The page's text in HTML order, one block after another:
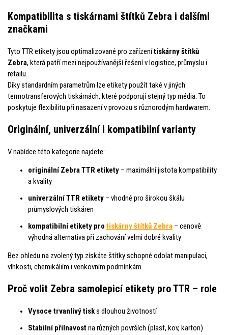
Kompatibilita s tiskárnami štítků Zebra i dalšími
značkami
Tyto TTR etikety jsou optimalizované pro zařízenítiskárny štítků
Zebra, která patří mezi nejpoužívanější řešení v logistice, průmyslu i
retailu.
Díky standardním parametrům lze etikety použít také v jiných
termotransferových tiskárnách, které podporují stejný typ média. To
poskytuje flexibilitu při nasazení v provozu s různorodým hardwarem.
Originální, univerzální i kompatibilní varianty
V nabídce této kategorie najdete:
originální Zebra TTR etikety – maximální jistota kompatibility
a kvality
univerzální TTR etikety – vhodné pro širokou škálu
průmyslových tiskáren
kompatibilní etikety pro tiskárny štítků Zebra – cenově
výhodná alternativa při zachování velmi dobré kvality
Bez ohledu na zvolený typ získáte štítky schopné odolat manipulaci,
vlhkosti, chemikáliím i venkovním podmínkám.
Proč volit Zebra samolepicí etikety pro TTR – role
Vysoce trvanlivý tisks dlouhou životností
Stabilní přilnavostna různých površích (plast, kov, karton)